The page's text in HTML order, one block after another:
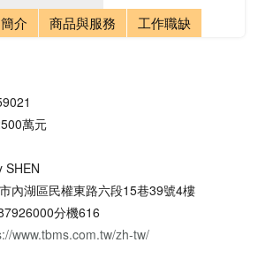
介 商品與服務 工作職缺
萬元
SHEN
內湖區民權東路六段15巷39號4樓
分機616
www.tbms.com.tw/zh-tw/